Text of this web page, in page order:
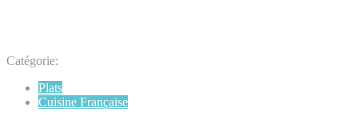
Catégorie:
Plats
Cuisine Française